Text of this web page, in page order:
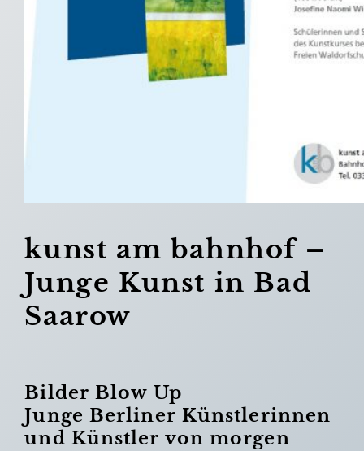
kunst am bahnhof –
Junge Kunst in Bad
Saarow
Bilder Blow Up
Junge Berliner Künstlerinnen
und Künstler von morgen